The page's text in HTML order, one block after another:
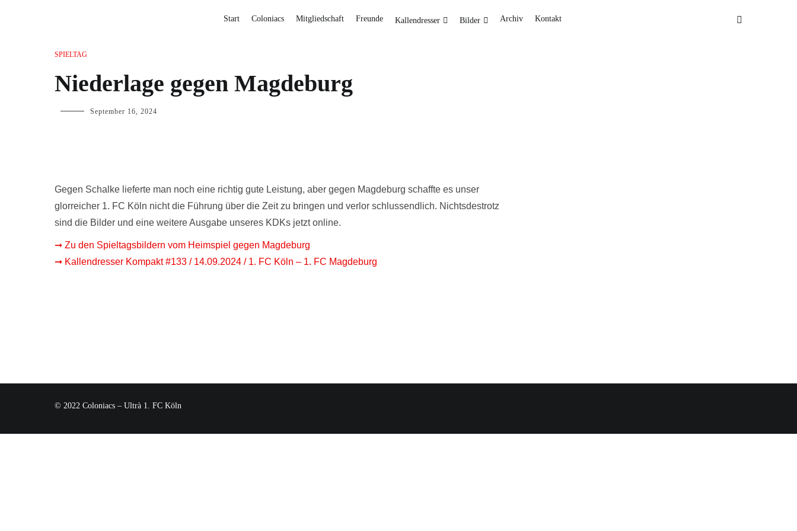
Start Coloniacs Mitgliedschaft Freunde Kallendresser Bilder Archiv Kontakt
SPIELTAG
Niederlage gegen Magdeburg
September 16, 2024
Gegen Schalke lieferte man noch eine richtig gute Leistung, aber gegen Magdeburg schaffte es unser
glorreicher 1. FC Köln nicht die Führung über die Zeit zu bringen und verlor schlussendlich. Nichtsdestrotz
sind die Bilder und eine weitere Ausgabe unseres KDKs jetzt online.
➞ Zu den Spieltagsbildern vom Heimspiel gegen Magdeburg
➞ Kallendresser Kompakt #133 / 14.09.2024 / 1. FC Köln – 1. FC Magdeburg
© 2022 Coloniacs – Ultrà 1. FC Köln